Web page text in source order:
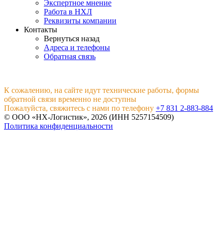
Экспертное мнение
Работа в НХЛ
Реквизиты компании
Контакты
Вернуться назад
Адреса и телефоны
Обратная связь
К сожалению, на сайте идут технические работы, формы
обратной связи временно не доступны
Пожалуйста, свяжитесь с нами по телефону +7 831 2-883-884
© ООО «НХ-Логистик», 2026 (ИНН 5257154509)
Политика конфиденциальности